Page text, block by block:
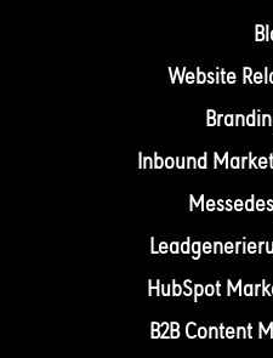
Website
Inbound
HubSpot
B2B Content